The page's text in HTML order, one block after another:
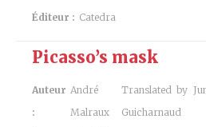
Éditeur : Catedra
Picasso’s mask
Auteur
:
André
Malraux
Translated by
Guicharnaud